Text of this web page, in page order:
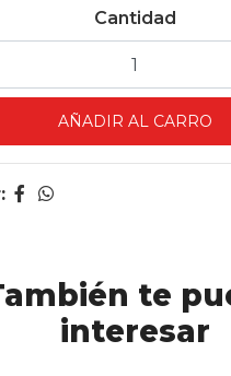
Cantidad
te
interesar